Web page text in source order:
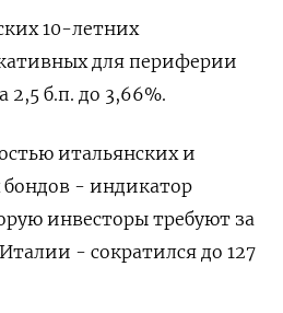
10-летних
для периферии
2,5 б.п. до 3,66%.
итальянских и
- индикатор
инвесторы требуют за
- сократился до 127